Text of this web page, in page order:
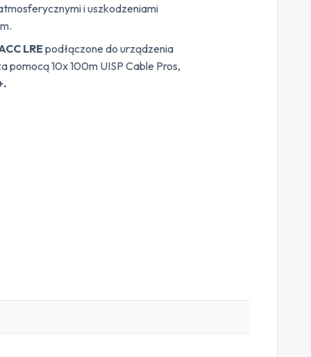
i uszkodzeniami
LRE podłączone do urządzenia
10x 100m UISP Cable Pros,